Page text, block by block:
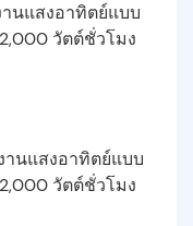
นแสงอาทิตย์แบบ
วัตต์ชั่วโมง
นแสงอาทิตย์แบบ
วัตต์ชั่วโมง